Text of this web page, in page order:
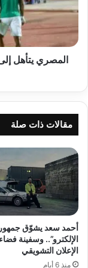
عاصمة
بركلات
الترجيح
علىالمصري يتأهل
مقالات ذات صلة
أحمد سعد يشوّق جمهوره
الإلكترو”.. وسفينة
الإعلان التشويقي
منذ 6 أيام